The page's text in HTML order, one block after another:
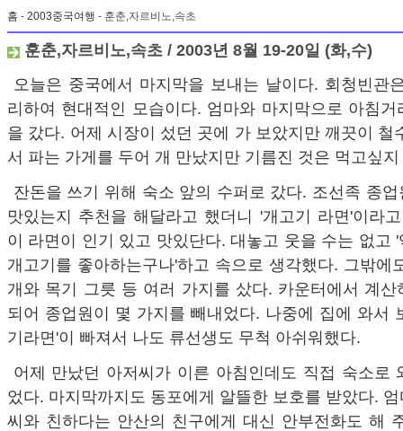
홈 - 2003중국여행 - 훈춘,자르비노,속초
훈춘,자르비노,속초 / 2003년 8월 19-20일 (화,수)
오늘은 중국에서 마지막을 보내는 날이다. 회청빈관
리하여 현대적인 모습이다. 엄마와 마지막으로 아침
을 갔다. 어제 시장이 섰던 곳에 가 보았지만 깨끗이 철
서 파는 가게를 두어 개 만났지만 기름진 것은 먹고싶
잔돈을 쓰기 위해 숙소 앞의 수퍼로 갔다. 조선족 종
맛있는지 추천을 해달라고 했더니 '개고기 라면'이라
이 라면이 인기 있고 맛있단다. 대놓고 웃을 수는 없고
개고기를 좋아하는구나'하고 속으로 생각했다. 그밖에
개와 목기 그릇 등 여러 가지를 샀다. 카운터에서 계산
되어 종업원이 몇 가지를 빼내었다. 나중에 집에 와서
기라면'이 빠져서 나도 류선생도 무척 아쉬워했다.
어제 만났던 아저씨가 이른 아침인데도 직접 숙소로
었다. 마지막까지도 동포에게 알뜰한 보호를 받았다.
씨와 친하다는 안산의 친구에게 대신 안부전화도 해